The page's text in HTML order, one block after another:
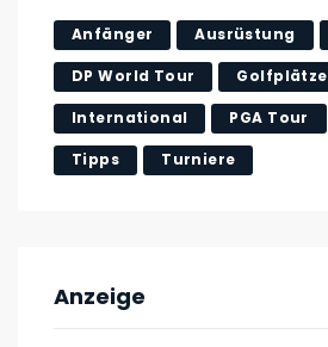
Anfänger Ausrüstung
DP World Tour Golfplätze
International PGA Tour
Tipps Turniere
Anzeige